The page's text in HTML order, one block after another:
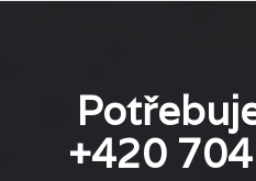
+420